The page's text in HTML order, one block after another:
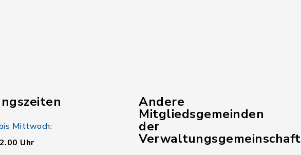
Mittwoch:
Uhr
Andere
Mitgliedsgemeinden
der
Verwaltungsgemeinschaft